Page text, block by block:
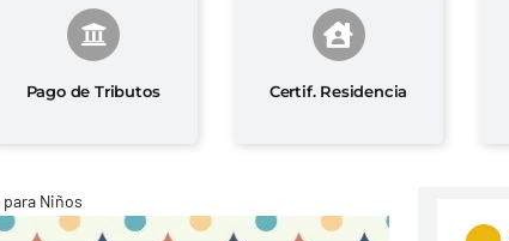
Pago de Tributos Certif. Residencia
Niños